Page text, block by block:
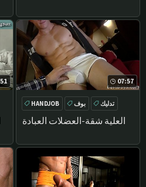
07:57
العلية شقة-العضلات العبادة
HANDJOB بوف
تدليك
مباشرة